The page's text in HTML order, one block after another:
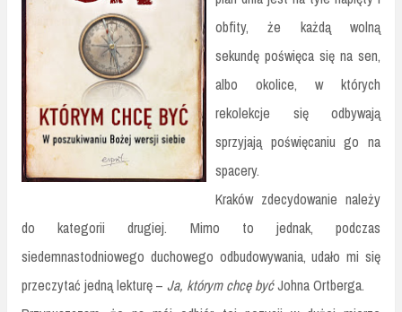
obfity, że każdą wolną
sekundę poświęca się na sen,
albo okolice, w których
rekolekcje się odbywają
sprzyjają poświęcaniu go na
spacery.
Kraków zdecydowanie należy
do kategorii drugiej. Mimo to jednak, podczas
siedemnastodniowego duchowego odbudowywania, udało mi się
przeczytać jedną lekturę – Ja, którym chcę byćJohna Ortberga.